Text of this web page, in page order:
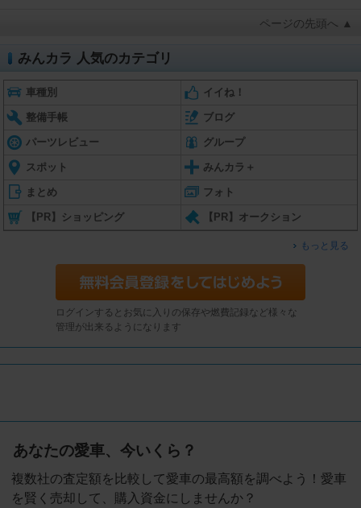
ページの先頭へ ▲
みんカラ 人気のカテゴリ
車種別 イイね！
整備手帳 ブログ
パーツレビュー グループ
スポット みんカラ＋
まとめ フォト
【PR】ショッピング 【PR】オークション
もっと見る
ログインするとお気に入りの保存や燃費記録など様々な
管理が出来るようになります
あなたの愛車、今いくら？
複数社の査定額を比較して愛車の最高額を調べよう！愛車
を賢く売却して、購入資金にしませんか？